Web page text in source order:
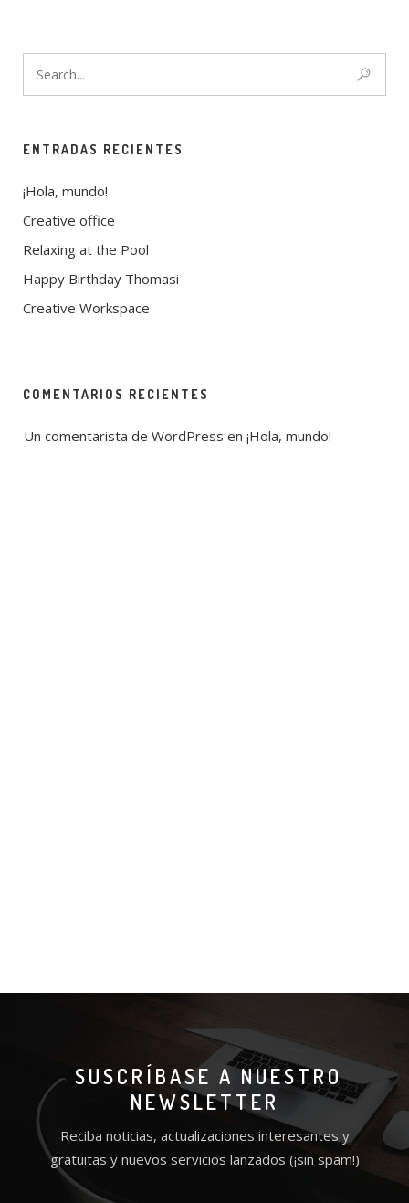
ENTRADAS RECIENTES
¡Hola, mundo!
Creative office
Relaxing at the Pool
Happy Birthday Thomasi
Creative Workspace
COMENTARIOS RECIENTES
Un comentarista de WordPress en ¡Hola, mundo!
SUSCRÍBASE A NUESTRO
NEWSLETTER
Reciba noticias, actualizaciones interesantes y
gratuitas y nuevos servicios lanzados (¡sin spam!)